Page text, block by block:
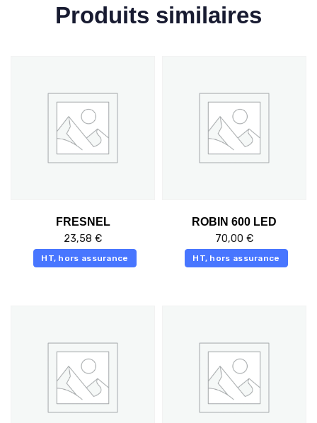
Produits similaires
FRESNEL
23,58 €
HT, hors assurance
ROBIN 600 LED
70,00 €
HT, hors assurance